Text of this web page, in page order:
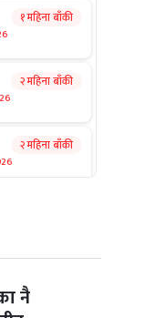
१ महिना बाँकी
२ महिना बाँकी
२ महिना बाँकी
नै